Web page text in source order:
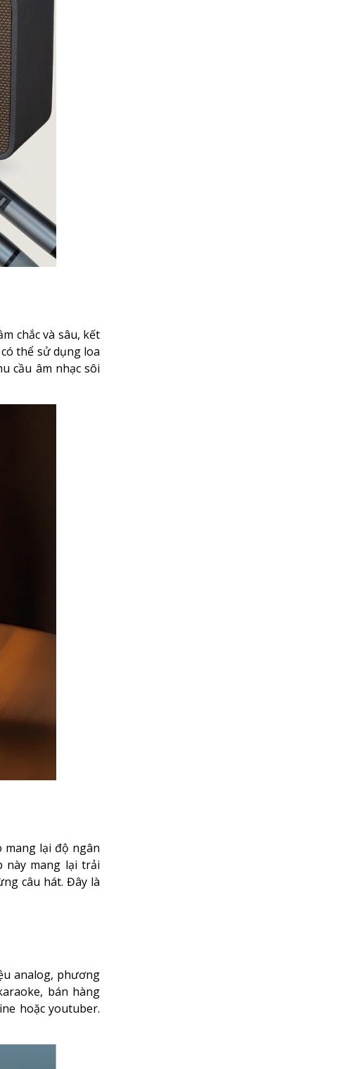
chắc và sâu, kết
thể sử dụng loa
cầu âm nhạc sôi
mang lại độ ngân
này mang lại trải
câu hát. Đây là
analog, phương
bán hàng
hoặc youtuber.